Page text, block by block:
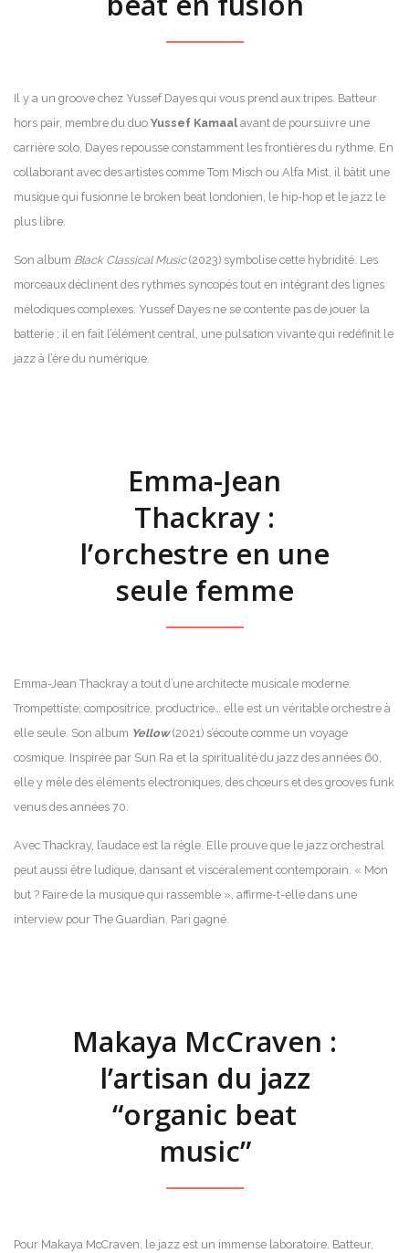
Il y a un groove chez Yussef Dayes qui vous prend aux tripes. Batteur
hors pair, membre du duo Yussef Kamaal avant de poursuivre une
carrière solo, Dayes repousse constamment les frontières du rythme. En
collaborant avec des artistes comme Tom Misch ou Alfa Mist, il bâtit une
musique qui fusionne le broken beat londonien, le hip-hop et le jazz le
plus libre.
Son album Black Classical Music(2023) symbolise cette hybridité. Les
morceaux déclinent des rythmes syncopés tout en intégrant des lignes
mélodiques complexes. Yussef Dayes ne se contente pas de jouer la
batterie ; il en fait l’élément central, une pulsation vivante qui redéfinit le
jazz à l’ère du numérique.
Emma-Jean
Thackray :
l’orchestre en une
seule femme
Emma-Jean Thackray a tout d’une architecte musicale moderne.
Trompettiste, compositrice, productrice… elle est un véritable orchestre à
elle seule. Son album Yellow(2021) s’écoute comme un voyage
cosmique. Inspirée par Sun Ra et la spiritualité du jazz des années 60,
elle y mêle des éléments électroniques, des chœurs et des grooves funk
venus des années 70.
Avec Thackray, l’audace est la règle. Elle prouve que le jazz orchestral
peut aussi être ludique, dansant et viscéralement contemporain. « Mon
but ? Faire de la musique qui rassemble », affirme-t-elle dans une
interview pour The Guardian. Pari gagné.
Makaya McCraven :
l’artisan du jazz
“organic beat
music”
Pour Makaya McCraven, le jazz est un immense laboratoire. Batteur,